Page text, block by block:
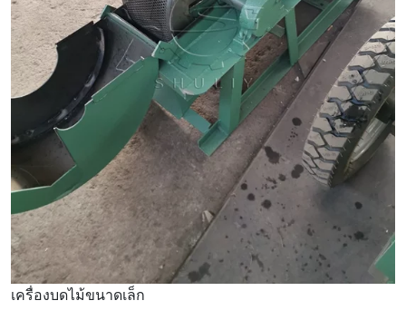
เครื่องบดไม้ขนาดเล็ก